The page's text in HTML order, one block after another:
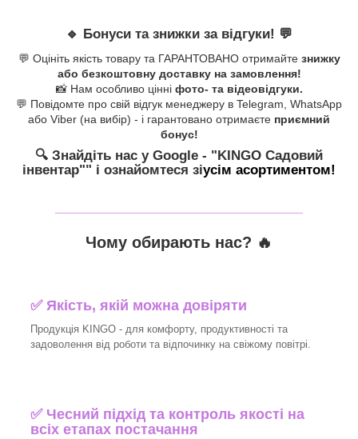
🔹 Бонуси та знижки за відгуки! 💬
💬 Оцініть якість товару та ГАРАНТОВАНО отримайте знижку
або безкоштовну доставку на замовлення!
📸 Нам особливо цінні фото- та відеовідгуки.
💬 Повідомте про свій відгук менеджеру в Telegram, WhatsApp
або Viber (на вибір) - і гарантовано отримаєте приємний
бонус!
🔍 Знайдіть нас у Google - "KINGO Садовий
інвентар"" і ознайомтеся зіусім асортиментом!
Чому обирають нас? 🔥
✅ Якість, якій можна довіряти
Продукція KINGO - для комфорту, продуктивності та
задоволення від роботи та відпочинку на свіжому повітрі.
✅ Чесний підхід та контроль якості на
всіх етапах постачання